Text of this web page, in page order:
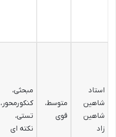
استاد
شاهین
شاهین
زاد
متوسط،
قوی
مبحثی،
کنکورمحور،
تستی،
نکته ای